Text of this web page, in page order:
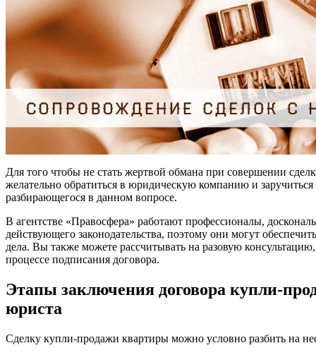
Для того чтобы не стать жертвой обмана при совершении
желательно обратиться в юридическую компанию и
разбирающегося в данном вопросе.
В агентстве «Правосфера» работают профессионалы,
действующего законодательства, поэтому они могут
дела. Вы также можете рассчитывать на разовую
процессе подписания договора.
Этапы заключения договора купли-
юриста
Сделку купли-продажи квартиры можно условно разбить на